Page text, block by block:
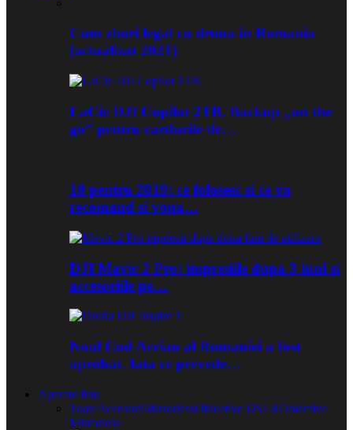
Cum zbori legal cu drona in Romania
(actualizat 2021)
LaCie DJI Copilot 2TB. Backup „on the
go” pentru cardurile de…
10 pentru 2019: ce folosesc si ce va
recomand si voua…
DJI Mavic 2 Pro: impresiile dupa 3 luni si
accesoriile pe…
Noul Cod Aerian al Romaniei a fost
aprobat. Iata ce prevede…
Aparate foto
ToateAccesoriiMirrorlessObiective DSLRObiective
Mirrorless